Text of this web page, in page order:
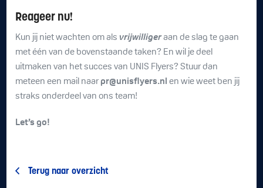
Reageer nu!
Kun jij niet wachten om als vrijwilligeraan de slag te gaan
met één van de bovenstaande taken? En wil je deel
uitmaken van het succes van UNIS Flyers? Stuur dan
meteen een mail naar pr@unisflyers.nl en wie weet ben jij
straks onderdeel van ons team!
Let’s go!
Terug naar overzicht